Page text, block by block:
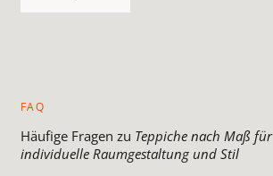
FAQ
Häufige Fragen zu Teppiche nach Maß für
individuelle Raumgestaltung und Stil